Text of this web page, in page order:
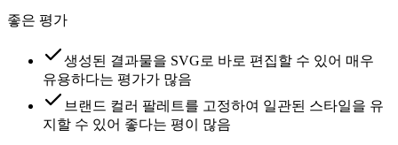
좋은 평가
생성된 결과물을 SVG로 바로 편집할 수 있어 매우
유용하다는 평가가 많음
브랜드 컬러 팔레트를 고정하여 일관된 스타일을 유
지할 수 있어 좋다는 평이 많음